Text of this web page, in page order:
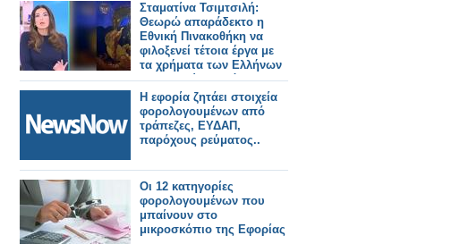
Σταματίνα Τσιμτσιλή:
Θεωρώ απαράδεκτο η
Εθνική Πινακοθήκη να
φιλοξενεί τέτοια έργα με
τα χρήματα των Ελλήνων
Χριστιανών Ορθόδοξων
φορολογούμενων...
Η εφορία ζητάει στοιχεία
φορολογουμένων από
τράπεζες, ΕΥΔΑΠ,
παρόχους ρεύματος..
Οι 12 κατηγορίες
φορολογουμένων που
μπαίνουν στο
μικροσκόπιο της Εφορίας